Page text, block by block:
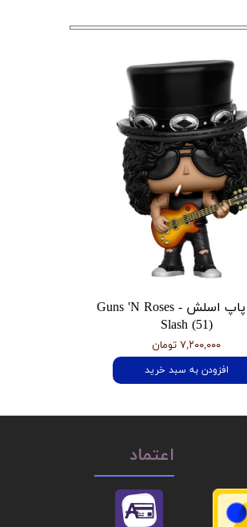
فانکو پاپ اسلش Guns 'N Roses -
Slash (51)
۷,۲۰۰,۰۰۰ تومان
افزودن به سبد خرید
اعتماد